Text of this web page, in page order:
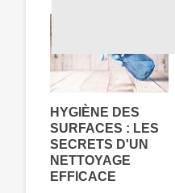
HYGIÈNE DES
SURFACES : LES
SECRETS D'UN
NETTOYAGE
EFFICACE